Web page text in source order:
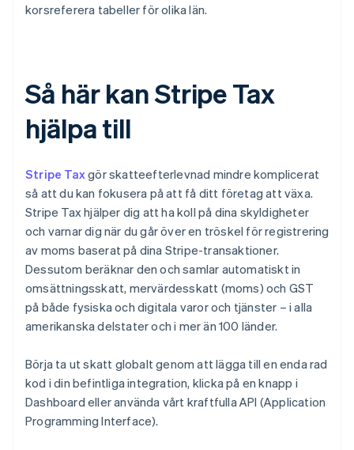
korsreferera tabeller för olika län.
Så här kan Stripe Tax
hjälpa till
Stripe Taxgör skatteefterlevnad mindre komplicerat
så att du kan fokusera på att få ditt företag att växa.
Stripe Tax hjälper dig att ha koll på dina skyldigheter
och varnar dig när du går över en tröskel för registrering
av moms baserat på dina Stripe-transaktioner.
Dessutom beräknar den och samlar automatiskt in
omsättningsskatt, mervärdesskatt (moms) och GST
på både fysiska och digitala varor och tjänster – i alla
amerikanska delstater och i mer än 100 länder.
Börja ta ut skatt globalt genom att lägga till en enda rad
kod i din befintliga integration, klicka på en knapp i
Dashboard eller använda vårt kraftfulla API (Application
Programming Interface).